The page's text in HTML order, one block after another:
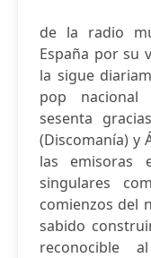
de la radio
España por su
la sigue
pop
sesenta
(Discomanía) y
las emisoras
singulares
comienzos del
sabido
reconocible